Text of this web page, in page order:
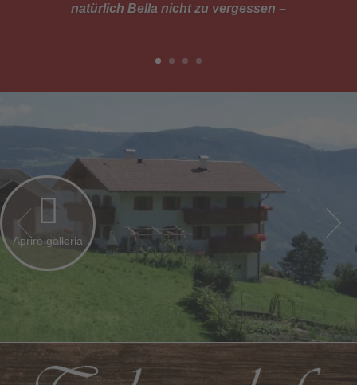
Die Wohnung war sehr sauber und
Hofprodukte ebenso.Wir haben uns
jährige Tochter besonders, denn Tiere,
begeistert.Vielen Dank & Liebe Grüße!